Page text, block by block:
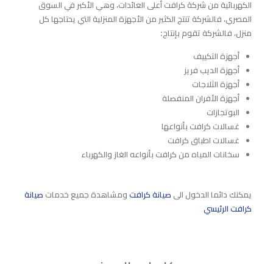
الكهربائية من شركة كرافت أعلى العائدات، وهي الأكبر في السوق
المصري، فالشركة تنتج الكثير من الأجهزة المنزلية التي يحتاجها كل
منزل، فالشركة تقوم بإنتاج:
أجهزة التكييف
أجهزة الديب فريز
أجهزة الثلاجات
أجهزة الأفران المنفصلة
البوتجازات
غسالات كرافت بأنواعها
غسالات اطباق كرافت
سخانات المياه من كرافت بأنواعه الغاز والكهرباء
يمكنك دائما الدخول الى صيانة كرافت ومشاهدة جميع خدمات صيانة
كرافت الرئيسي